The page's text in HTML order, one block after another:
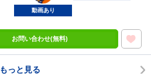
動画あり
お問い合わせ(無料)
もっと見る